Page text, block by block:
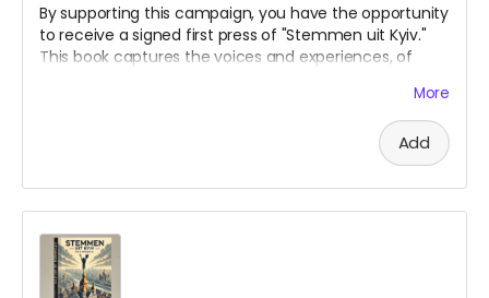
By supporting this campaign, you have the opportunity
to receive a signed first press of "Stemmen uit Kyiv."
This book captures the voices and experiences, of
bridge between cultures and a reminder to the worldMore
Add